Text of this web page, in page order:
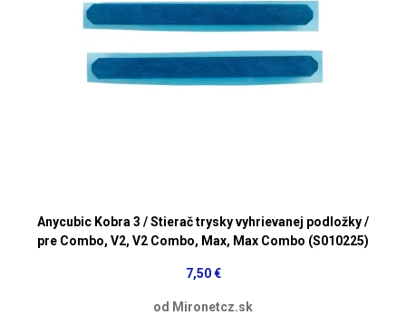
Anycubic Kobra 3 / Stierač trysky vyhrievanej podložky /
pre Combo, V2, V2 Combo, Max, Max Combo (S010225)
7,50 €
od Mironetcz.sk